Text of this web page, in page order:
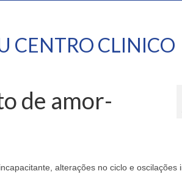
CENTRO CLINICO
de amor-
alterações no ciclo e oscilações